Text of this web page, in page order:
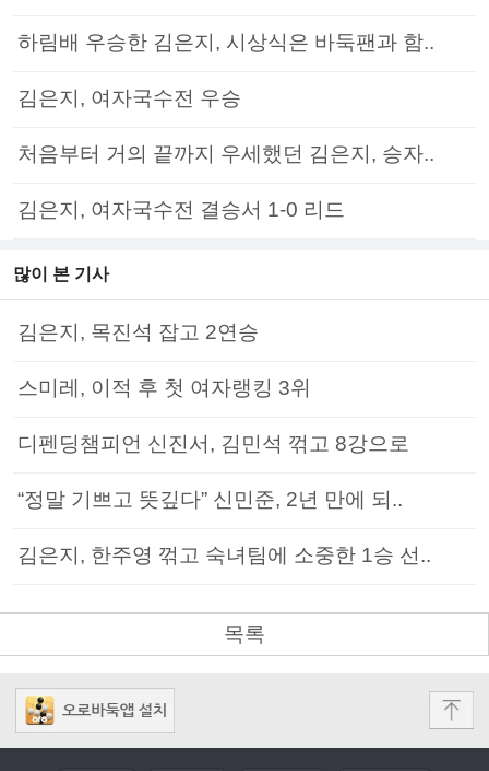
하림배 우승한 김은지, 시상식은 바둑팬과 함..
김은지, 여자국수전 우승
처음부터 거의 끝까지 우세했던 김은지, 승자..
김은지, 여자국수전 결승서 1-0 리드
많이 본 기사
김은지, 목진석 잡고 2연승
스미레, 이적 후 첫 여자랭킹 3위
디펜딩챔피언 신진서, 김민석 꺾고 8강으로
“정말 기쁘고 뜻깊다” 신민준, 2년 만에 되..
김은지, 한주영 꺾고 숙녀팀에 소중한 1승 선..
목록